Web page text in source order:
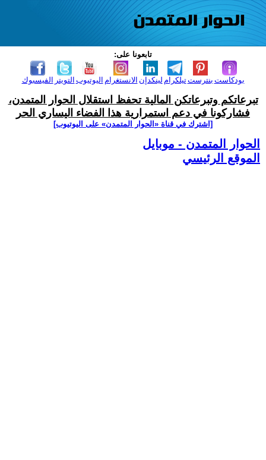
تابعونا على:
الفيسبوك التويتر اليوتيوب الانستغرام لينكدإن تيلكرامبنترست بودكاست
تبرعاتكم وتبرعاتكن المالية تحفظ استقلال الحوار المتمدن،
فشاركونا في دعم استمرارية هذا الفضاء اليساري الحر
[اشترك في قناة ‫«الحوار المتمدن» على اليوتيوب]
الحوار المتمدن - موبايل
الموقع الرئيسي